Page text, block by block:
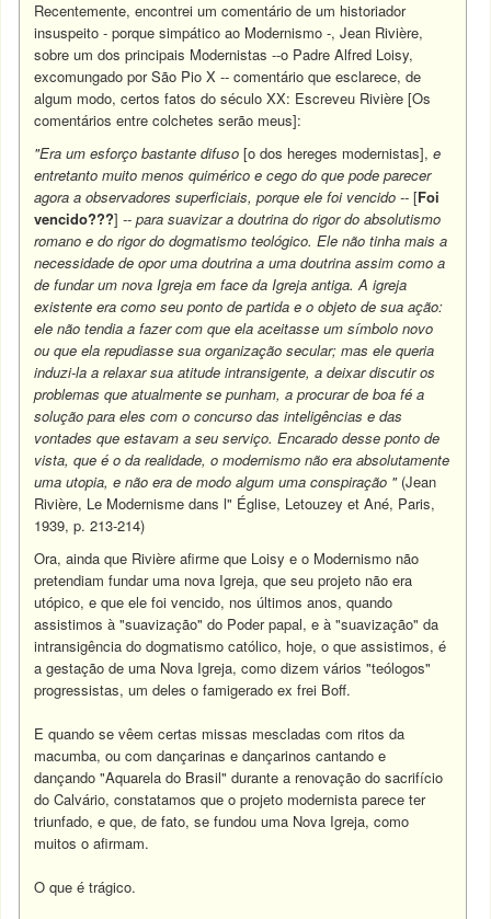
Recentemente, encontrei um comentário de um historiador
insuspeito - porque simpático ao Modernismo -, Jean Rivière,
sobre um dos principais Modernistas --o Padre Alfred Loisy,
excomungado por São Pio X -- comentário que esclarece, de
algum modo, certos fatos do século XX: Escreveu Rivière [Os
comentários entre colchetes serão meus]:
"Era um esforço bastante difuso [o dos hereges modernistas],e
entretanto muito menos quimérico e cego do que pode parecer
agora a observadores superficiais, porque ele foi vencido -- [Foi
vencido???]-- para suavizar a doutrina do rigor do absolutismo
romano e do rigor do dogmatismo teológico. Ele não tinha mais a
necessidade de opor uma doutrina a uma doutrina assim como a
de fundar um nova Igreja em face da Igreja antiga. A igreja
existente era como seu ponto de partida e o objeto de sua ação:
ele não tendia a fazer com que ela aceitasse um símbolo novo
ou que ela repudiasse sua organização secular; mas ele queria
induzi-la a relaxar sua atitude intransigente, a deixar discutir os
problemas que atualmente se punham, a procurar de boa fé a
solução para eles com o concurso das inteligências e das
vontades que estavam a seu serviço. Encarado desse ponto de
vista, que é o da realidade, o modernismo não era absolutamente
uma utopia, e não era de modo algum uma conspiração "(Jean
Rivière, Le Modernisme dans l" Église, Letouzey et Ané, Paris,
1939, p. 213-214)
Ora, ainda que Rivière afirme que Loisy e o Modernismo não
pretendiam fundar uma nova Igreja, que seu projeto não era
utópico, e que ele foi vencido, nos últimos anos, quando
assistimos à "suavização" do Poder papal, e à "suavização" da
intransigência do dogmatismo católico, hoje, o que assistimos, é
a gestação de uma Nova Igreja, como dizem vários "teólogos"
progressistas, um deles o famigerado ex frei Boff.
E quando se vêem certas missas mescladas com ritos da
macumba, ou com dançarinas e dançarinos cantando e
dançando "Aquarela do Brasil" durante a renovação do sacrifício
do Calvário, constatamos que o projeto modernista parece ter
triunfado, e que, de fato, se fundou uma Nova Igreja, como
muitos o afirmam.
O que é trágico.